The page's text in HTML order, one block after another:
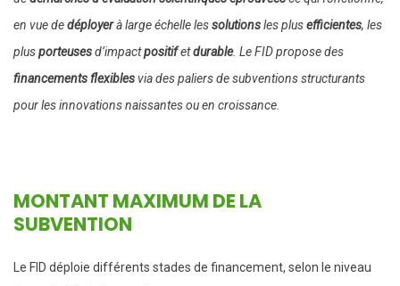
en vue dedéployerà large échelle lessolutionsles plusefficientes, les
plusporteusesd’impactpositifetdurable. Le FID propose des
financements flexiblesvia des paliers de subventions structurants
pour les innovations naissantes ou en croissance.
MONTANT MAXIMUM DE LA
SUBVENTION
Le FID déploie différents stades de financement, selon le niveau